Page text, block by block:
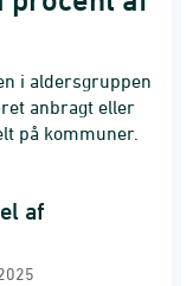
i aldersgruppen
anbragt eller
på kommuner.